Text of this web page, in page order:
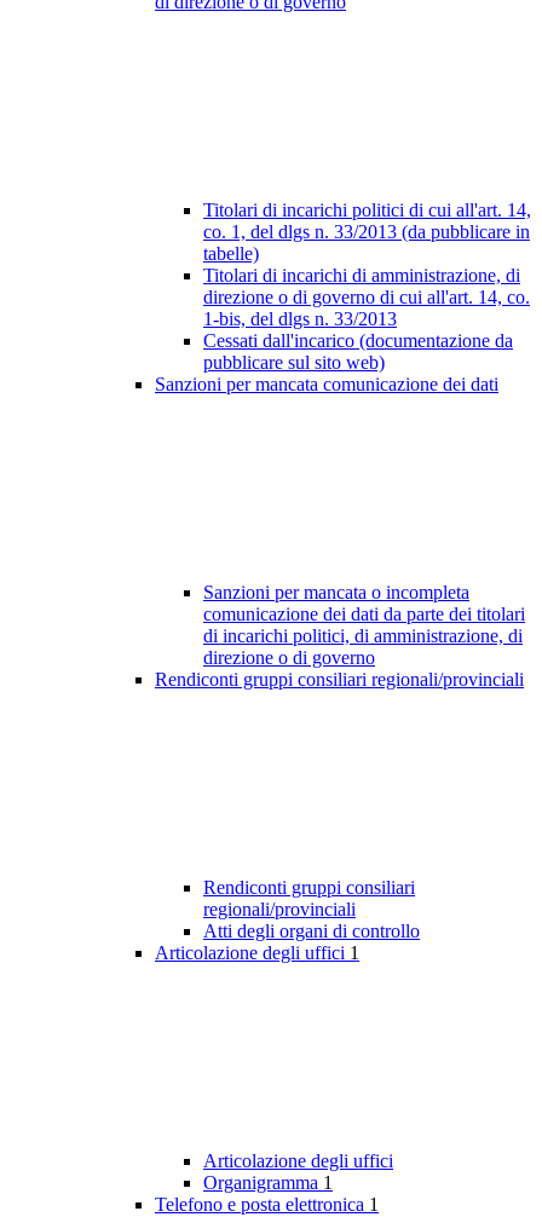
Titolari di incarichi politici di cui all'art. 14,
co. 1, del dlgs n. 33/2013 (da pubblicare in
tabelle)
Titolari di incarichi di amministrazione, di
direzione o di governo di cui all'art. 14, co.
1-bis, del dlgs n. 33/2013
Cessati dall'incarico (documentazione da
pubblicare sul sito web)
Sanzioni per mancata comunicazione dei dati
Sanzioni per mancata o incompleta
comunicazione dei dati da parte dei titolari
di incarichi politici, di amministrazione, di
direzione o di governo
Rendiconti gruppi consiliari regionali/provinciali
Rendiconti gruppi consiliari
regionali/provinciali
Atti degli organi di controllo
Articolazione degli uffici 1
Articolazione degli uffici
Organigramma 1
Telefono e posta elettronica 1